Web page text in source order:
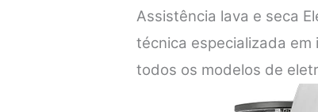
Assistência lava e seca
técnica especializada
todos os modelos de